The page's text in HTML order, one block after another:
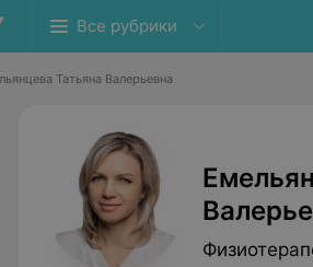
Все рубрики
Татьяна Валерьевна